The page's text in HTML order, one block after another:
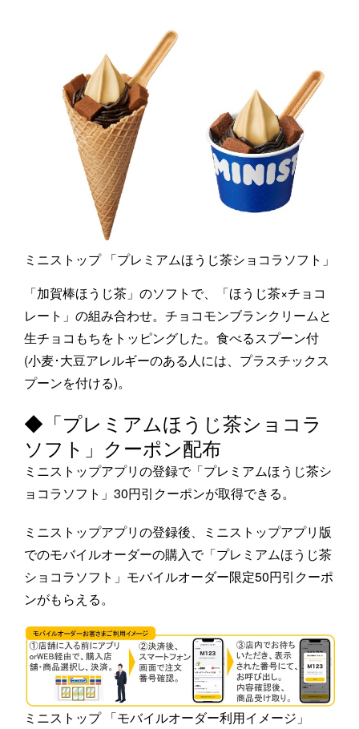
ミニストップ 「プレミアムほうじ茶ショコラソフト」
「加賀棒ほうじ茶」のソフトで、「ほうじ茶×チョコ
レート」の組み合わせ。チョコモンブランクリームと
生チョコもちをトッピングした。食べるスプーン付
(小麦･大豆アレルギーのある人には、プラスチックス
プーンを付ける)。
◆「プレミアムほうじ茶ショコラ
ソフト」クーポン配布
ミニストップアプリの登録で「プレミアムほうじ茶シ
ョコラソフト」30円引クーポンが取得できる。
ミニストップアプリの登録後、ミニストップアプリ版
でのモバイルオーダーの購入で「プレミアムほうじ茶
ショコラソフト」モバイルオーダー限定50円引クーポ
ンがもらえる。
ミニストップ 「モバイルオーダー利用イメージ」